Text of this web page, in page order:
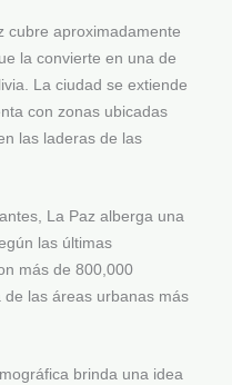
cubre aproximadamente
la convierte en una de
La ciudad se extiende
con zonas ubicadas
las laderas de las
La Paz alberga una
las últimas
más de 800,000
las áreas urbanas más
brinda una idea